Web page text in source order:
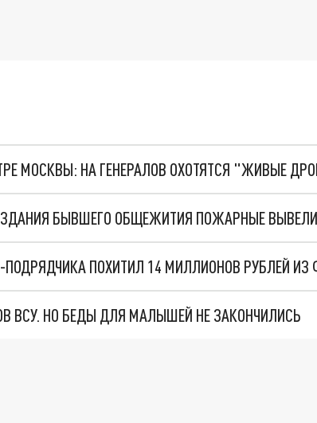
МОСКВЫ: НА ГЕНЕРАЛОВ ОХОТЯТСЯ "ЖИВЫЕ
ВСУ. НО БЕДЫ ДЛЯ МАЛЫШЕЙ НЕ ЗАКОНЧИЛИСЬ